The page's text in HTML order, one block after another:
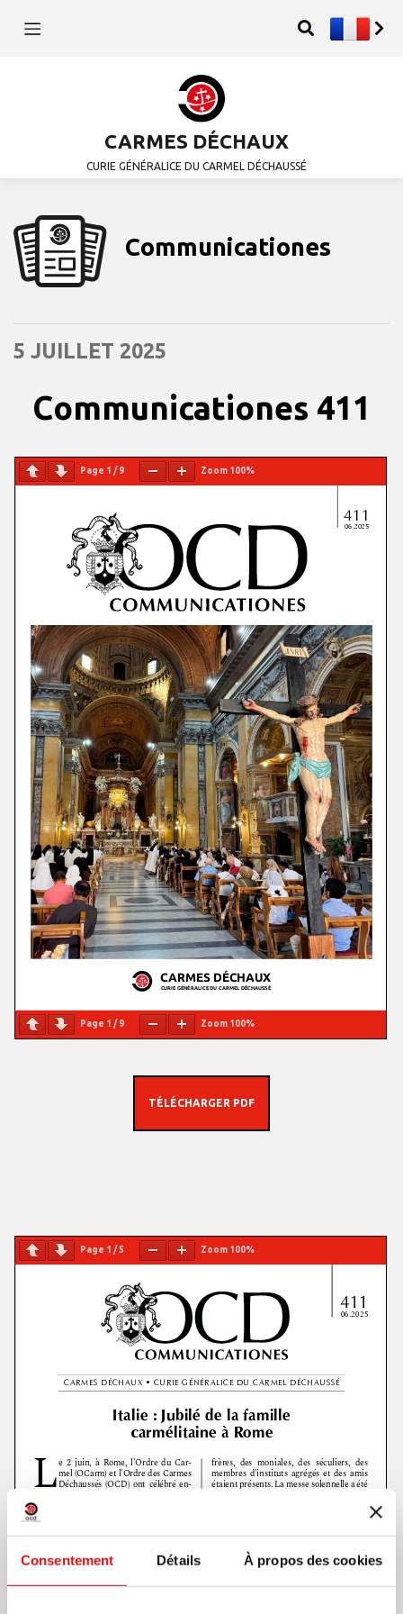
Consentement Détails À propos des cookies
CARMES DÉCHAUX
CURIE GÉNÉRALICE DU CARMEL DÉCHAUSSÉ
Communicationes
5 JUILLET 2025
Communicationes 411
Page 1 /9 Zoom 100%
Page 1 /9 Zoom 100%
TÉLÉCHARGER PDF
Page 1 /5 Zoom 100%